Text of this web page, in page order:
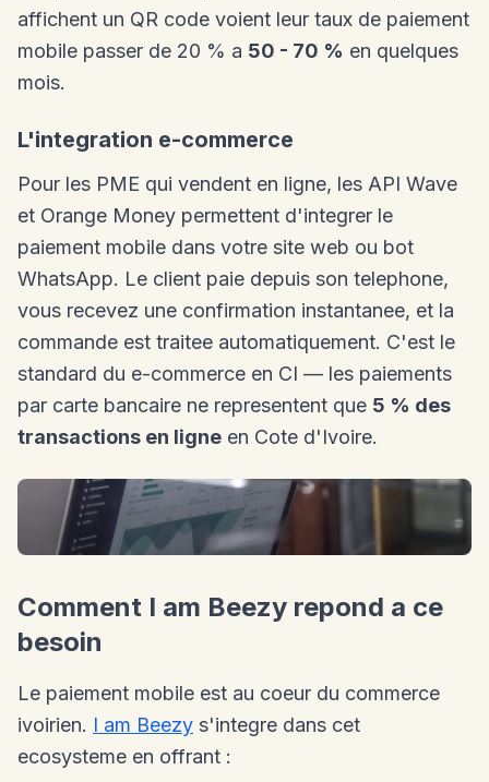
affichent un QR code voient leur taux de paiement
mobile passer de 20 % a 50 - 70 % en quelques
mois.
L'integration e-commerce
Pour les PME qui vendent en ligne, les API Wave
et Orange Money permettent d'integrer le
paiement mobile dans votre site web ou bot
WhatsApp. Le client paie depuis son telephone,
vous recevez une confirmation instantanee, et la
commande est traitee automatiquement. C'est le
standard du e-commerce en CI — les paiements
par carte bancaire ne representent que 5 % des
transactions en ligne en Cote d'Ivoire.
Comment I am Beezy repond a ce
besoin
Le paiement mobile est au coeur du commerce
ivoirien. I am Beezy s'integre dans cet
ecosysteme en offrant :